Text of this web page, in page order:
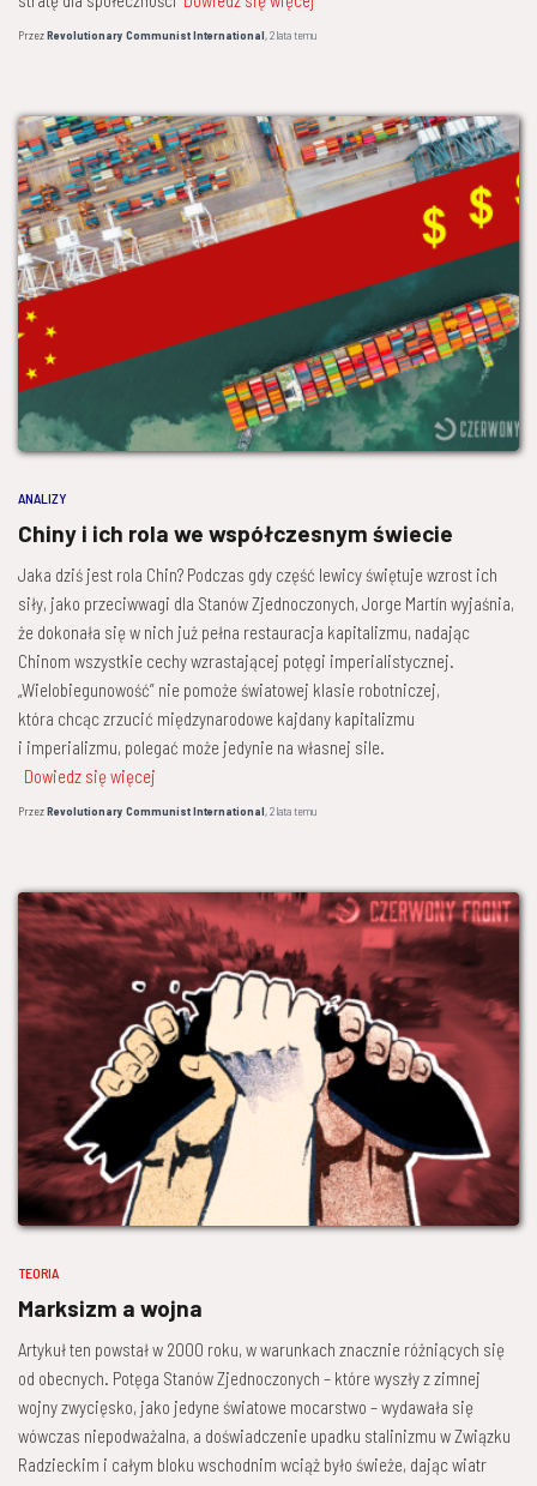
PrzezRevolutionary Communist International,2 latatemu
ANALIZY
Chiny i ich rola we współczesnym świecie
Jaka dziś jest rola Chin? Podczas gdy część lewicy świętuje wzrost ich
siły, jako przeciwwagi dla Stanów Zjednoczonych, Jorge Martín wyjaśnia,
że dokonała się w nich już pełna restauracja kapitalizmu, nadając
Chinom wszystkie cechy wzrastającej potęgi imperialistycznej.
„Wielobiegunowość” nie pomoże światowej klasie robotniczej,
która chcąc zrzucić międzynarodowe kajdany kapitalizmu
i imperializmu, polegać może jedynie na własnej sile.
Dowiedz się więcej
PrzezRevolutionary Communist International,2 latatemu
TEORIA
Marksizm a wojna
Artykuł ten powstał w 2000 roku, w warunkach znacznie różniących się
od obecnych. Potęga Stanów Zjednoczonych – które wyszły z zimnej
wojny zwycięsko, jako jedyne światowe mocarstwo – wydawała się
wówczas niepodważalna, a doświadczenie upadku stalinizmu w Związku
Radzieckim i całym bloku wschodnim wciąż było świeże, dając wiatr